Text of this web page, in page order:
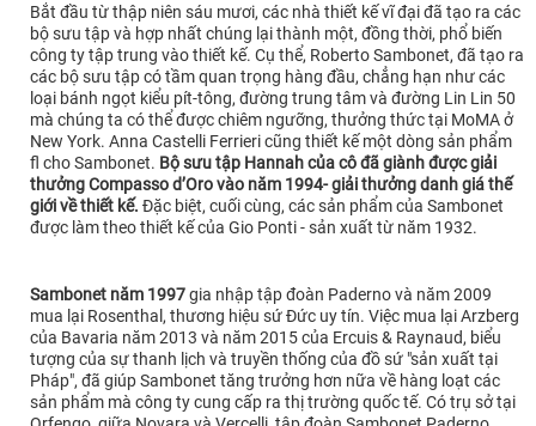
Bắt đầu từ thập niên sáu mươi, các nhà thiết kế vĩ đại đã tạo ra các
bộ sưu tập và hợp nhất chúng lại thành một, đồng thời, phổ biến
công ty tập trung vào thiết kế. Cụ thể, Roberto Sambonet, đã tạo ra
các bộ sưu tập có tầm quan trọng hàng đầu, chẳng hạn như các
loại bánh ngọt kiểu pít-tông, đường trung tâm và đường Lin Lin 50
mà chúng ta có thể được chiêm ngưỡng, thưởng thức tại MoMA ở
New York. Anna Castelli Ferrieri cũng thiết kế một dòng sản phẩm
fl cho Sambonet. Bộ sưu tập Hannah của cô đã giành được giải
thưởng Compasso d’Oro vào năm 1994- giải thưởng danh giá thế
giới về thiết kế. Đặc biệt, cuối cùng, các sản phẩm của Sambonet
được làm theo thiết kế của Gio Ponti - sản xuất từ ​​năm 1932.
Sambonet năm 1997gia nhập tập đoàn Paderno và năm 2009
mua lại Rosenthal, thương hiệu sứ Đức uy tín. Việc mua lại Arzberg
của Bavaria năm 2013 và năm 2015 của Ercuis & Raynaud, biểu
tượng của sự thanh lịch và truyền thống của đồ sứ "sản xuất tại
Pháp", đã giúp Sambonet tăng trưởng hơn nữa về hàng loạt các
sản phẩm mà công ty cung cấp ra thị trường quốc tế. Có trụ sở tại